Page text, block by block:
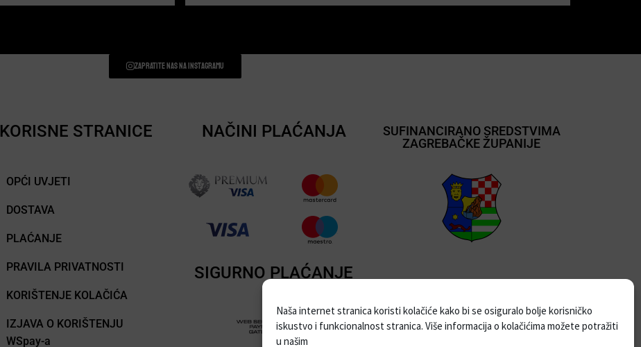
Naša internet stranica koristi kolačiće kako bi se osiguralo bolje korisničko
iskustvo i funkcionalnost stranica. Više informacija o kolačićima možete potražiti
u našim
Zapratite nas na instagramu
KORISNE STRANICE
OPĆI UVJETI
DOSTAVA
PLAĆANJE
PRAVILA PRIVATNOSTI
KORIŠTENJE KOLAČIĆA
IZJAVA O KORIŠTENJU
WSpay-a
NAČINI PLAĆANJA
SIGURNO PLAĆANJE
SUFINANCIRANO SREDSTVIMA
ZAGREBAČKE ŽUPANIJE